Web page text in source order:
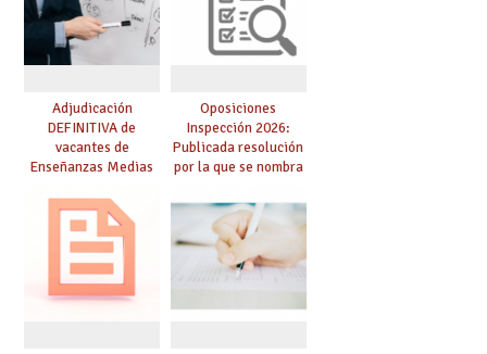
Adjudicación
DEFINITIVA de
vacantes de
Enseñanzas Medias
Oposiciones
Inspección 2026:
Publicada resolución
por la que se nombra
prácticas, se regulan
dichas prácticas y se
convoca acto público
de adjudicación